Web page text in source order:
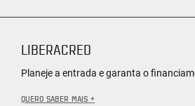
LIBERACRED
Planeje a entrada e garanta o
QUERO SABER MAIS +